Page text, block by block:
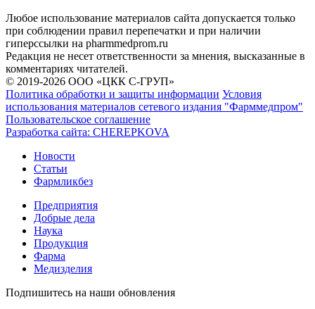
Любое использование материалов сайта допускается только
при соблюдении правил перепечатки и при наличии
гиперссылки на pharmmedprom.ru
Редакция не несет ответственности за мнения, высказанные в
комментариях читателей.
© 2019-2026 ООО «ЦКК С-ГРУП»
Политика обработки и защиты информации Условия
использования материалов сетевого издания "Фарммедпром"
Пользовательское соглашение
Разработка сайта: CHEREPKOVA
Новости
Статьи
Фармликбез
Предприятия
Добрые дела
Наука
Продукция
Фарма
Медизделия
Подпишитесь на наши обновления